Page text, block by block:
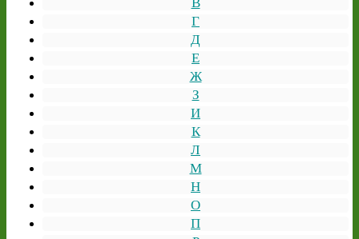
Г
Д
Е
Ж
З
И
К
Л
М
Н
О
П